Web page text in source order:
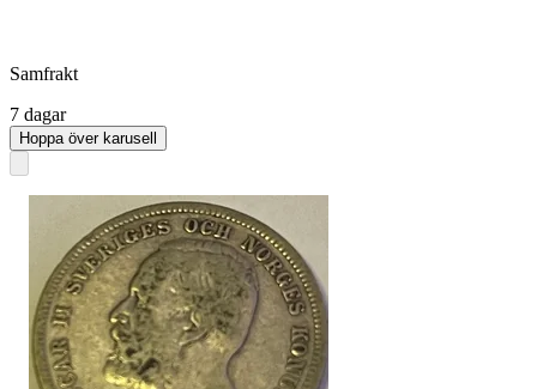
Samfrakt
7 dagar
Hoppa över karusell